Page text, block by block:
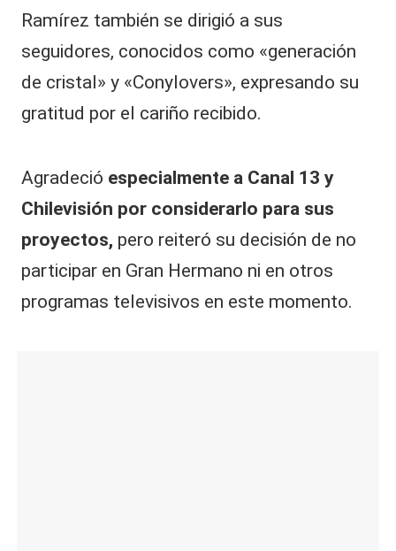
Ramírez también se dirigió a sus
seguidores, conocidos como «generación
de cristal» y «Conylovers», expresando su
gratitud por el cariño recibido.
Agradeció especialmente a Canal 13 y
Chilevisión por considerarlo para sus
proyectos, pero reiteró su decisión de no
participar en Gran Hermano ni en otros
programas televisivos en este momento.